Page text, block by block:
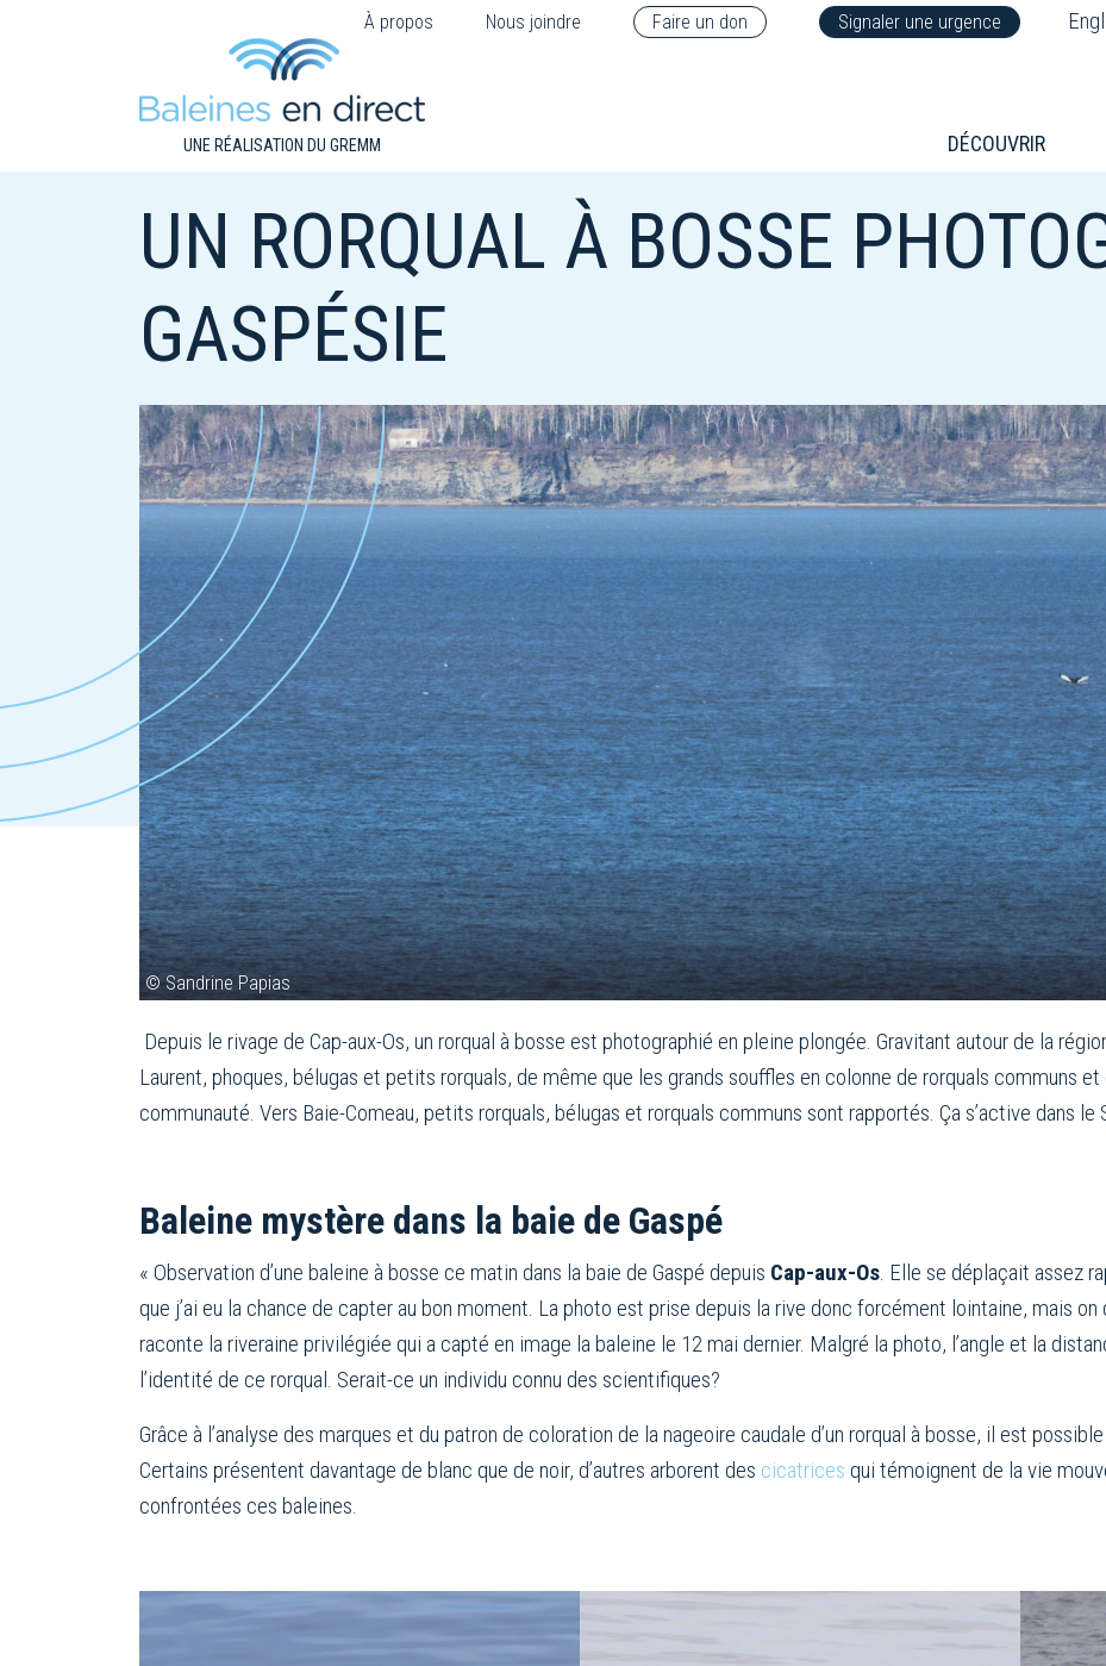
À propos Nous joindre Faire un don Signaler une urgence
UNE RÉALISATION DU GREMM DÉCOUVRIR
UN RORQUAL À BOSSE
GASPÉSIE
© Sandrine Papias
Depuis le rivage de Cap-aux-Os, un rorqual à bosse est photographié en pleine plongée. Gravitant autour de la
Laurent, phoques, bélugas et petits rorquals, de même que les grands souffles en colonne de rorquals communs
communauté. Vers Baie-Comeau, petits rorquals, bélugas et rorquals communs sont rapportés. Ça s’active dans le
Baleine mystère dans la baie de Gaspé
« Observation d’une baleine à bosse ce matin dans la baie de Gaspé depuis Cap-aux-Os. Elle se déplaçait assez
que j’ai eu la chance de capter au bon moment. La photo est prise depuis la rive donc forcément lointaine, mais on
raconte la riveraine privilégiée qui a capté en image la baleine le 12 mai dernier. Malgré la photo, l’angle et la
l’identité de ce rorqual. Serait-ce un individu connu des scientifiques?
Grâce à l’analyse des marques et du patron de coloration de la nageoire caudale d’un rorqual à bosse, il est
Certains présentent davantage de blanc que de noir, d’autres arborent des cicatrices qui témoignent de la vie
confrontées ces baleines.